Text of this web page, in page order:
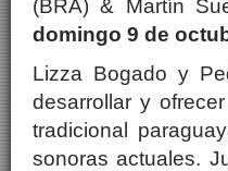
(BRA) & Martín
domingo 9 de
Lizza Bogado y
desarrollar y
tradicional
sonoras actuales.